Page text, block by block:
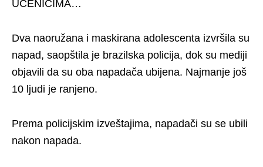
UČENICIMA…
Dva naoružana i maskirana adolescenta izvršila su
napad, saopštila je brazilska policija, dok su mediji
objavili da su oba napadača ubijena. Najmanje još
10 ljudi je ranjeno.
Prema policijskim izveštajima, napadači su se ubili
nakon napada.